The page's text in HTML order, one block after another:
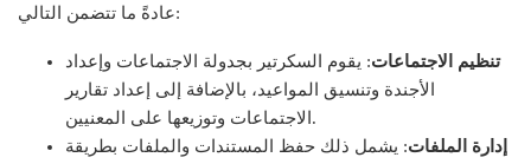
عادةً ما تتضمن التالي:
تنظيم الاجتماعات: يقوم السكرتير بجدولة الاجتماعات وإعداد
الأجندة وتنسيق المواعيد، بالإضافة إلى إعداد تقارير
الاجتماعات وتوزيعها على المعنيين.
إدارة الملفات: يشمل ذلك حفظ المستندات والملفات بطريقة